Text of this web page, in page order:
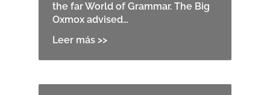
the far World of Grammar. The Big
Oxmox advised…